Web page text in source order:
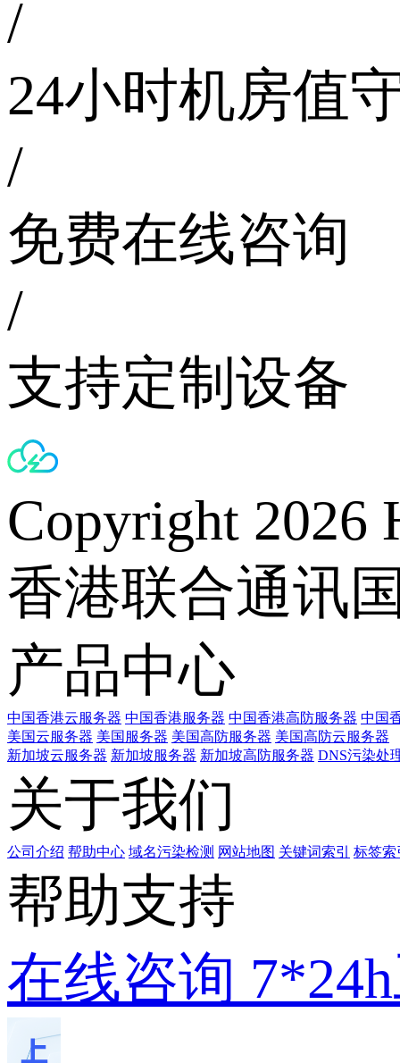
/
24小时机房值
/
免费在线咨询
/
支持定制设备
Copyright 2026
香港联合通讯
产品中心
中国香港云服务器 中国香港服务器 中国香港高防服务器 中国
美国云服务器 美国服务器 美国高防服务器 美国高防云服务器
新加坡云服务器 新加坡服务器 新加坡高防服务器 DNS污染处
关于我们
公司介绍 帮助中心 域名污染检测 网站地图 关键词索引 标签索
帮助支持
在线咨询